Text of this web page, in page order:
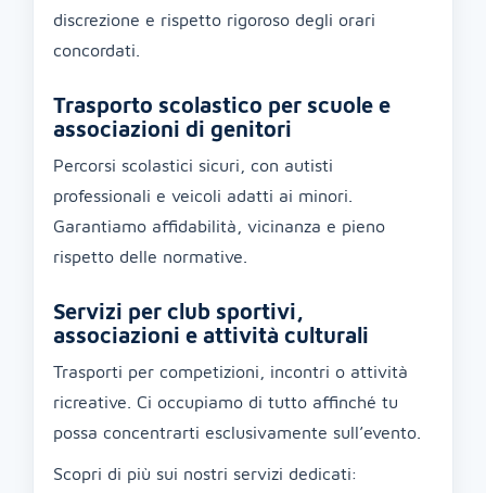
discrezione e rispetto rigoroso degli orari
concordati.
Trasporto scolastico per scuole e
associazioni di genitori
Percorsi scolastici sicuri, con autisti
professionali e veicoli adatti ai minori.
Garantiamo affidabilità, vicinanza e pieno
rispetto delle normative.
Servizi per club sportivi,
associazioni e attività culturali
Trasporti per competizioni, incontri o attività
ricreative. Ci occupiamo di tutto affinché tu
possa concentrarti esclusivamente sull’evento.
Scopri di più sui nostri servizi dedicati: